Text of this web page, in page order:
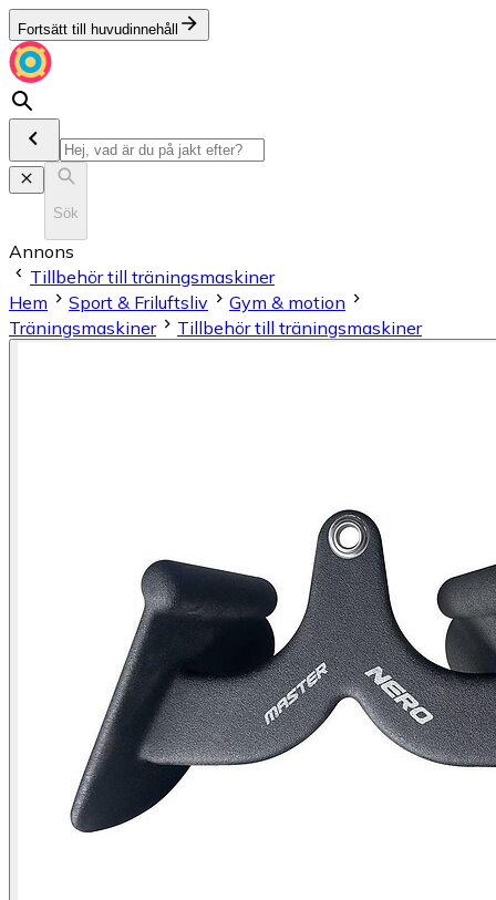
Fortsätt till huvudinnehåll
Sök
Annons
Tillbehör till träningsmaskiner
Hem
Sport & Friluftsliv
Gym & motion
Träningsmaskiner
Tillbehör till träningsmaskiner